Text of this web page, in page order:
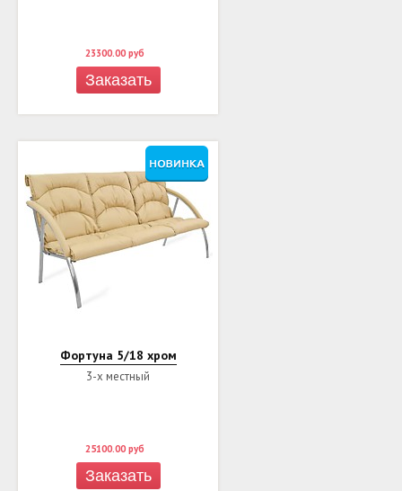
23300.00 руб
Заказать
Фортуна 5/18 хром
3-х местный
25100.00 руб
Заказать